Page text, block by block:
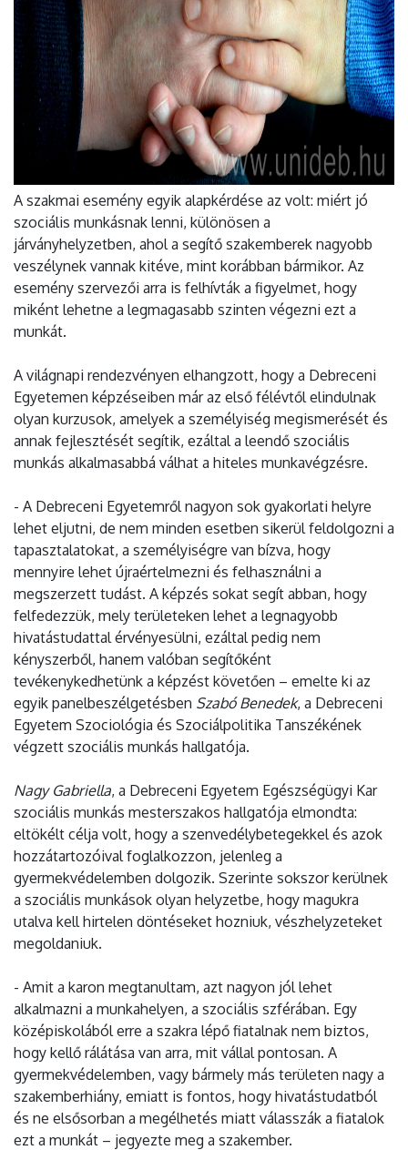
A szakmai esemény egyik alapkérdése az volt: miért jó
szociális munkásnak lenni, különösen a
járványhelyzetben, ahol a segítő szakemberek nagyobb
veszélynek vannak kitéve, mint korábban bármikor. Az
esemény szervezői arra is felhívták a figyelmet, hogy
miként lehetne a legmagasabb szinten végezni ezt a
munkát.
A világnapi rendezvényen elhangzott, hogy a Debreceni
Egyetemen képzéseiben már az első félévtől elindulnak
olyan kurzusok, amelyek a személyiség megismerését és
annak fejlesztését segítik, ezáltal a leendő szociális
munkás alkalmasabbá válhat a hiteles munkavégzésre.
- A Debreceni Egyetemről nagyon sok gyakorlati helyre
lehet eljutni, de nem minden esetben sikerül feldolgozni a
tapasztalatokat, a személyiségre van bízva, hogy
mennyire lehet újraértelmezni és felhasználni a
megszerzett tudást. A képzés sokat segít abban, hogy
felfedezzük, mely területeken lehet a legnagyobb
hivatástudattal érvényesülni, ezáltal pedig nem
kényszerből, hanem valóban segítőként
tevékenykedhetünk a képzést követően – emelte ki az
egyik panelbeszélgetésben Szabó Benedek, a Debreceni
Egyetem Szociológia és Szociálpolitika Tanszékének
végzett szociális munkás hallgatója.
Nagy Gabriella, a Debreceni Egyetem Egészségügyi Kar
szociális munkás mesterszakos hallgatója elmondta:
eltökélt célja volt, hogy a szenvedélybetegekkel és azok
hozzátartozóival foglalkozzon, jelenleg a
gyermekvédelemben dolgozik. Szerinte sokszor kerülnek
a szociális munkások olyan helyzetbe, hogy magukra
utalva kell hirtelen döntéseket hozniuk, vészhelyzeteket
megoldaniuk.
- Amit a karon megtanultam, azt nagyon jól lehet
alkalmazni a munkahelyen, a szociális szférában. Egy
középiskolából erre a szakra lépő fiatalnak nem biztos,
hogy kellő rálátása van arra, mit vállal pontosan. A
gyermekvédelemben, vagy bármely más területen nagy a
szakemberhiány, emiatt is fontos, hogy hivatástudatból
és ne elsősorban a megélhetés miatt válasszák a fiatalok
ezt a munkát – jegyezte meg a szakember.